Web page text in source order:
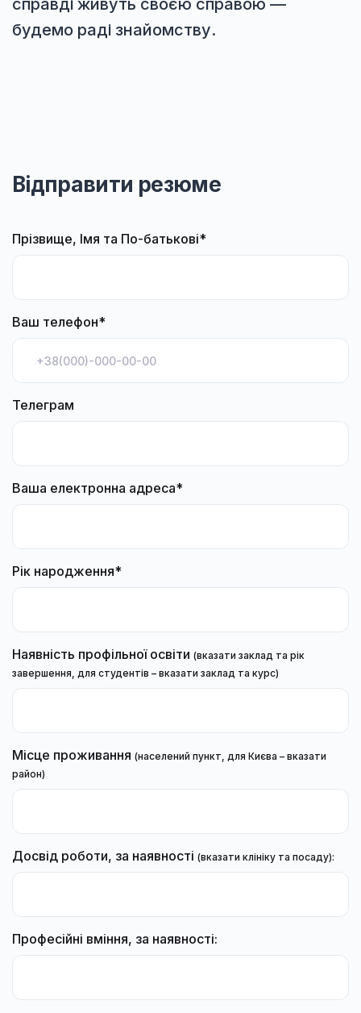
справді живуть своєю справою —
будемо раді знайомству.
Відправити резюме
Прізвище, Імя та По-батькові*
Ваш телефон*
Телеграм
Ваша електронна адреса*
Рік народження*
Наявність профільної освіти (вказати заклад та рік
завершення, для студентів – вказати заклад та курс)
Місце проживання (населений пункт, для Києва – вказати
район)
Досвід роботи, за наявності (вказати клініку та посаду):
Професійні вміння, за наявності: